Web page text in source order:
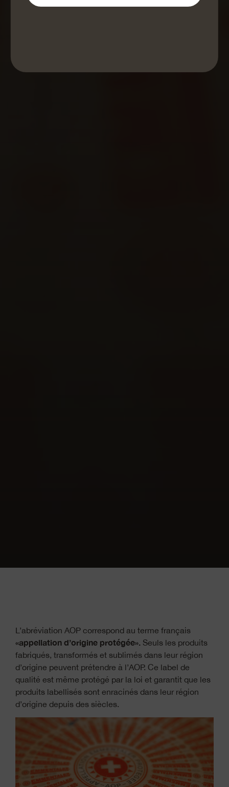
L’abréviation AOP correspond au terme français
«appellation d’origine protégée». Seuls les produits
fabriqués, transformés et sublimés dans leur région
d’origine peuvent prétendre à l’AOP. Ce label de
qualité est même protégé par la loi et garantit que les
produits labellisés sont enracinés dans leur région
d’origine depuis des siècles.